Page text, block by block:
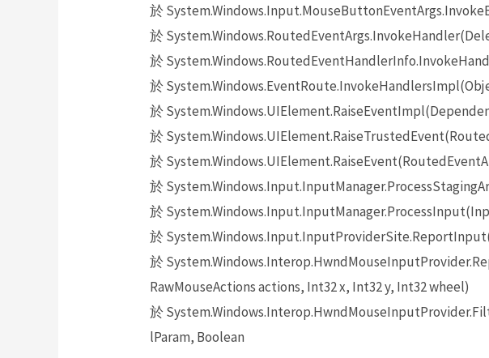
於
於
於
於
於
於
於
於
於
於
於
RawMouseActions actions, Int32 x, Int32 y, Int32 wheel)
於
lParam, Boolean